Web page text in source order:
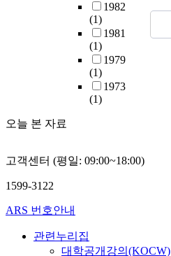
1982
(1)
1981
(1)
1979
(1)
1973
(1)
오늘 본 자료
고객센터 (평일: 09:00~18:00)
1599-3122
ARS 번호안내
관련누리집
대학공개강의(KOCW)